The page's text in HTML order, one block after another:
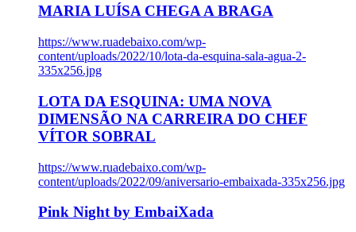
MARIA LUÍSA CHEGA A BRAGA
https://www.ruadebaixo.com/wp-
content/uploads/2022/10/lota-da-esquina-sala-agua-2-
335x256.jpg
LOTA DA ESQUINA: UMA NOVA
DIMENSÃO NA CARREIRA DO CHEF
VÍTOR SOBRAL
https://www.ruadebaixo.com/wp-
content/uploads/2022/09/aniversario-embaixada-335x256.jpg
Pink Night by EmbaiXada